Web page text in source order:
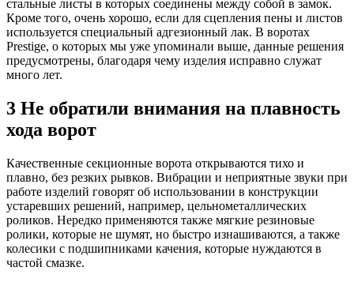
стальные листы в которых соединены между собой в замок.
Кроме того, очень хорошо, если для сцепления пены и листов
используется специальный адгезионный лак. В воротах
Prestige, о которых мы уже упоминали выше, данные решения
предусмотрены, благодаря чему изделия исправно служат
много лет.
3 Не обратили внимания на плавность
хода ворот
Качественные секционные ворота открываются тихо и
плавно, без резких рывков. Вибрации и неприятные звуки при
работе изделий говорят об использовании в конструкции
устаревших решений, например, цельнометаллических
роликов. Нередко применяются также мягкие резиновые
ролики, которые не шумят, но быстро изнашиваются, а также
колесики с подшипниками качения, которые нуждаются в
частой смазке.